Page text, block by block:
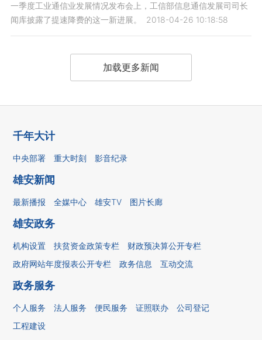
一季度工业通信业发展情况发布会上，工信部信息通信发展司司长
闻库披露了提速降费的这一新进展。
2018-04-26 10:18:58
加载更多新闻
千年大计
中央部署 重大时刻 影音纪录
雄安新闻
最新播报 全媒中心 雄安TV 图片长廊
雄安政务
机构设置 扶贫资金政策专栏
财政预决算公开专栏
政府网站年度报表公开专栏
政务信息 互动交流
政务服务
个人服务 法人服务 便民服务 证照联办
公司登记
工程建设